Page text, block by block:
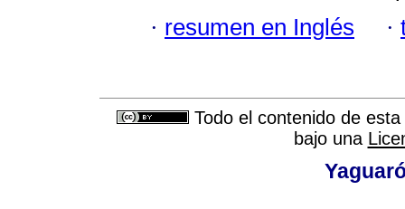
· resumen en Inglés ·
Todo el contenido de
bajo una